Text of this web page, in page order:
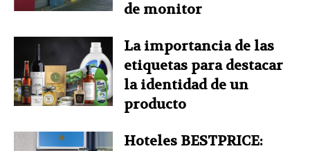
de monitor
La importancia de las
etiquetas para destacar
la identidad de un
producto
Hoteles BESTPRICE: